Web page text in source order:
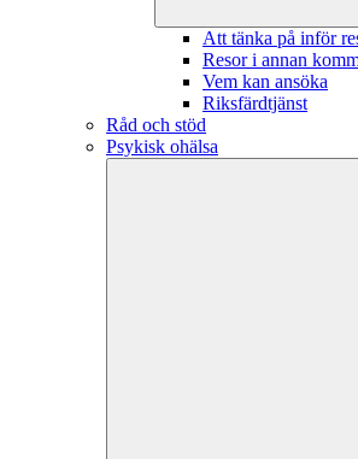
Att tänka på inför
Resor i annan
Vem kan ansöka
Riksfärdtjänst
Råd och stöd
Psykisk ohälsa